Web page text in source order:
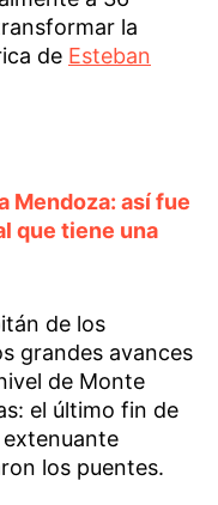
la
de Esteban
Mendoza: así fue
que tiene una
de los
grandes avances
de Monte
el último fin de
extenuante
los puentes.